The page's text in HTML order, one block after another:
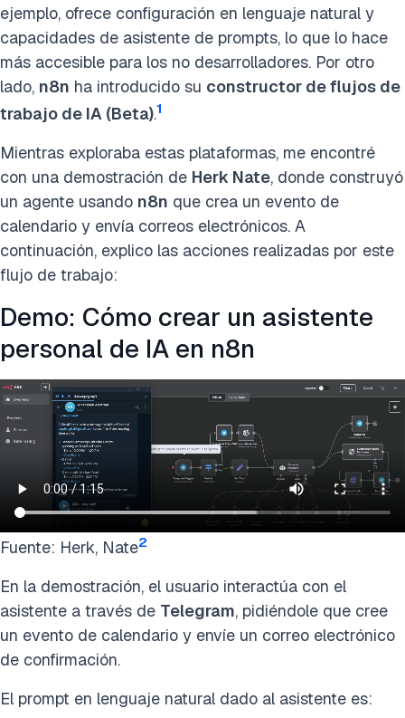
ejemplo, ofrece configuración en lenguaje natural y
capacidades de asistente de prompts, lo que lo hace
más accesible para los no desarrolladores. Por otro
lado, n8n ha introducido su constructor de flujos de
trabajo de IA (Beta).1
Mientras exploraba estas plataformas, me encontré
con una demostración de Herk Nate, donde construyó
un agente usando n8n que crea un evento de
calendario y envía correos electrónicos. A
continuación, explico las acciones realizadas por este
flujo de trabajo:
Demo: Cómo crear un asistente
personal de IA en n8n
Fuente: Herk, Nate2
En la demostración, el usuario interactúa con el
asistente a través de Telegram, pidiéndole que cree
un evento de calendario y envíe un correo electrónico
de confirmación.
El prompt en lenguaje natural dado al asistente es: